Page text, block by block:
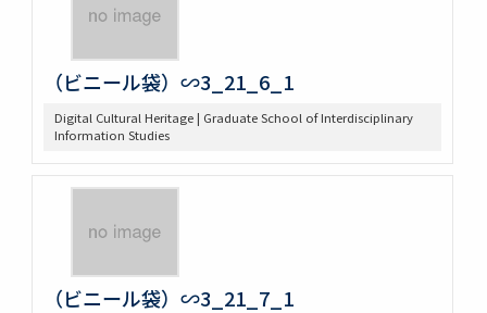
（ビニール袋）∽3_21_6_1
Digital Cultural Heritage | Graduate School of Interdisciplinary
Information Studies
（ビニール袋）∽3_21_7_1